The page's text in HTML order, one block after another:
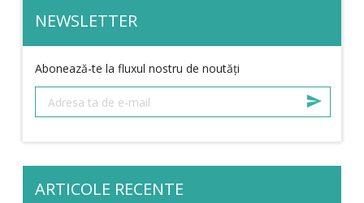
NEWSLETTER
Abonează-te la fluxul nostru de noutăți
ARTICOLE RECENTE